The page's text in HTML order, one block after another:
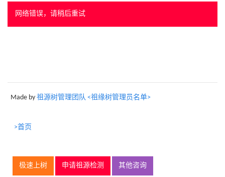
网络错误，请稍后重试
Made by 祖源树管理团队 <祖缘树管理员名单>
>首页
极速上树 申请祖源检测 其他咨询